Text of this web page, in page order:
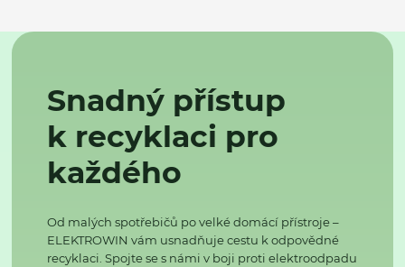
Snadný přístup
k recyklaci pro
každého
Od malých spotřebičů po velké domácí přístroje –
ELEKTROWIN vám usnadňuje cestu k odpovědné
recyklaci. Spojte se s námi v boji proti elektroodpadu